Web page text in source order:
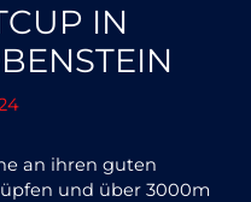
IN
an ihren guten
und über 3000m